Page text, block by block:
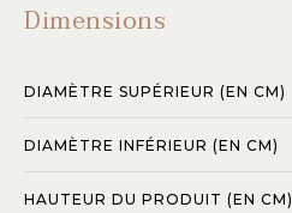
Dimensions
DIAMÈTRE SUPÉRIEUR (EN CM)
DIAMÈTRE INFÉRIEUR (EN CM)
HAUTEUR DU PRODUIT (EN CM)